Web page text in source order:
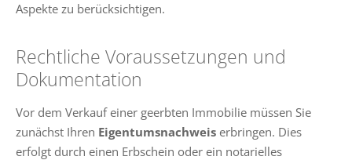
Aspekte zu berücksichtigen.
Rechtliche Voraussetzungen und
Dokumentation
Vor dem Verkauf einer geerbten Immobilie müssen Sie
zunächst Ihren Eigentumsnachweis erbringen. Dies
erfolgt durch einen Erbschein oder ein notarielles